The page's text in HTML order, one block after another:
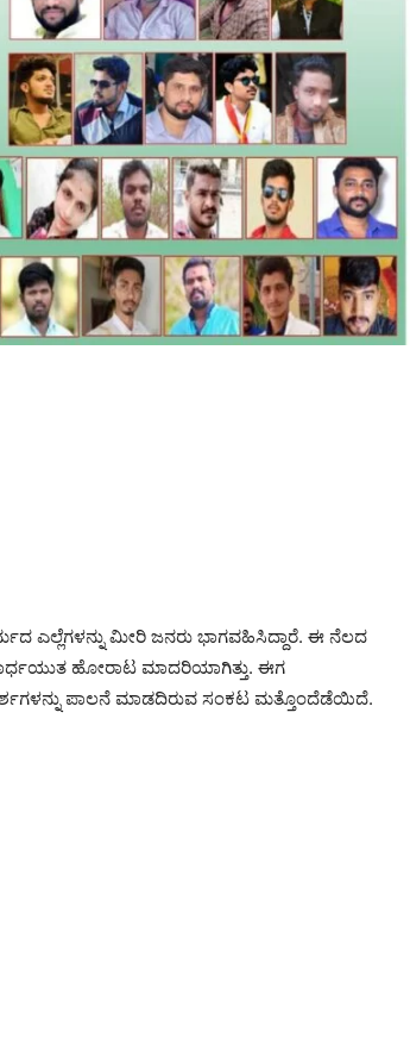
ಎಲ್ಲೆಗಳನ್ನು ಮೀರಿ ಜನರು ಭಾಗವಹಿಸಿದ್ದಾರೆ. ಈ ನೆಲದ
ಹೋರಾಟ ಮಾದರಿಯಾಗಿತ್ತು. ಈಗ
ಪಾಲನೆ ಮಾಡದಿರುವ ಸಂಕಟ ಮತ್ತೊಂದೆಡೆಯಿದೆ.